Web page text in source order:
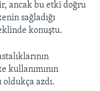
ancak bu etki doğru
sağladığı
konuştu.
kullanımının
oldukça azdı.